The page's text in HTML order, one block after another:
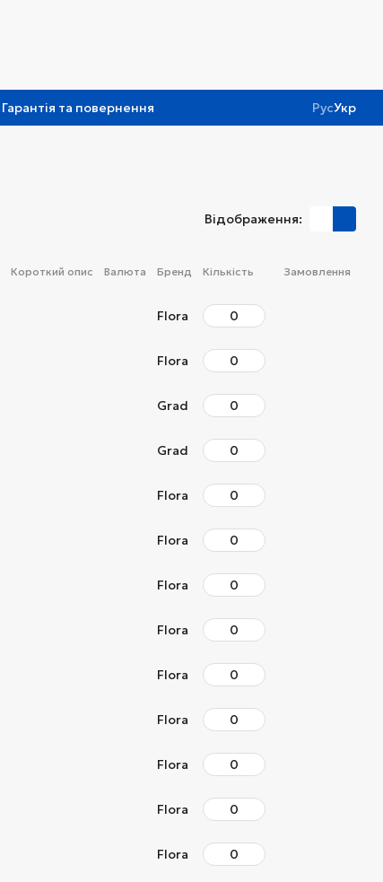
Гарантія та повернення
РусУкр
Відображення:
Короткий опис Валюта Бренд Кількість Замовлення
Flora
Flora
Grad
Grad
Flora
Flora
Flora
Flora
Flora
Flora
Flora
Flora
Flora